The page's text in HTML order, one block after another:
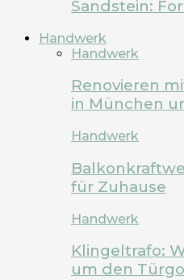
Sandstein:
Handwerk
Handwerk
Renovieren
in München
Handwerk
für Zuhause
Handwerk
Klingeltrafo:
um den